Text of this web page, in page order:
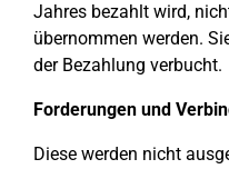
Jahres bezahlt wird,
übernommen werden.
der Bezahlung verbucht.
Forderungen und
Diese werden nicht